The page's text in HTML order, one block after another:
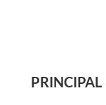
PRINCIPAL